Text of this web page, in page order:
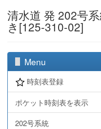
清水道 発 202号
き[125-310-02]
Menu
時刻表登録
ポケット時刻表を表示
202号系統